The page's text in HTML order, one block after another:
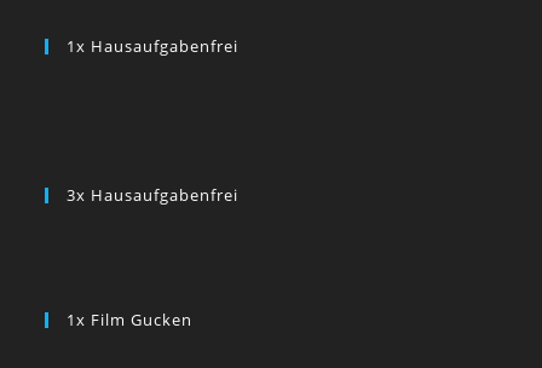
1x Hausaufgabenfrei
3x Hausaufgabenfrei
1x Film Gucken